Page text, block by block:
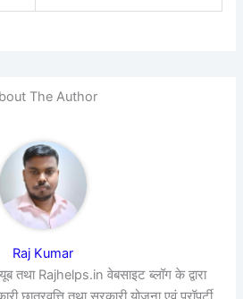
The Author
Raj Kumar
तथा Rajhelps.in वेबसाइट ब्लॉग के द्वारा